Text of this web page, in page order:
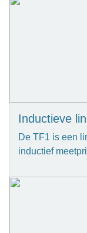
Inductieve
De TF1 is een
inductief